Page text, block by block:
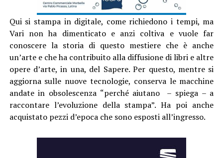
Qui si stampa in digitale, come richiedono i tempi, ma
Vari non ha dimenticato e anzi coltiva e vuole far
conoscere la storia di questo mestiere che è anche
un’arte e che ha contribuito alla diffusione di libri e altre
opere d’arte, in una, del Sapere. Per questo, mentre si
aggiorna sulle nuove tecnologie, conserva le macchine
andate in obsolescenza “perché aiutano – spiega – a
raccontare l’evoluzione della stampa”. Ha poi anche
acquistato pezzi d’epoca che sono esposti all’ingresso.